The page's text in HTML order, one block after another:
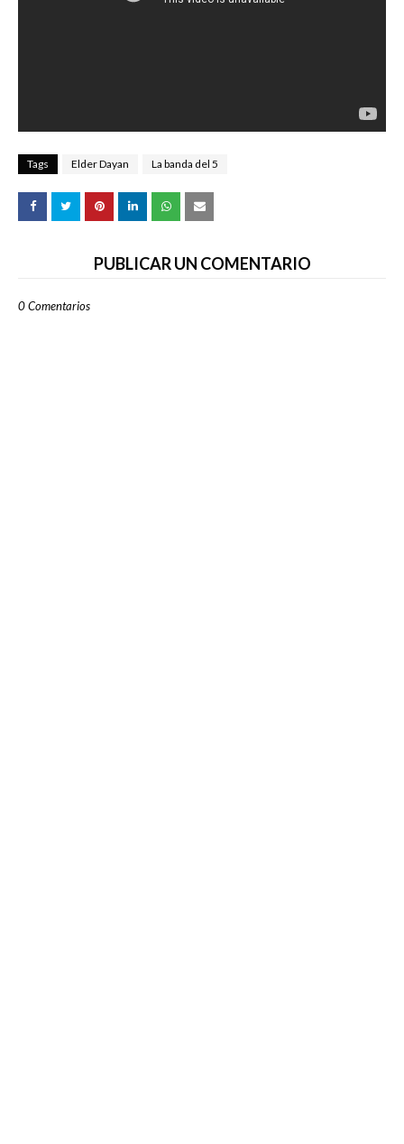
Tags Elder Dayan La banda del 5
PUBLICAR UN COMENTARIO
0 Comentarios